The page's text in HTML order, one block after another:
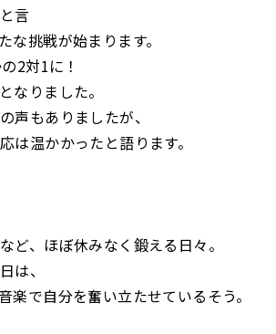
言
な挑戦が始まります。
2対1に！
なりました。
声もありましたが、
は温かかったと語ります。
ど、ほぼ休みなく鍛える日々。
は、
で自分を奮い立たせているそう。